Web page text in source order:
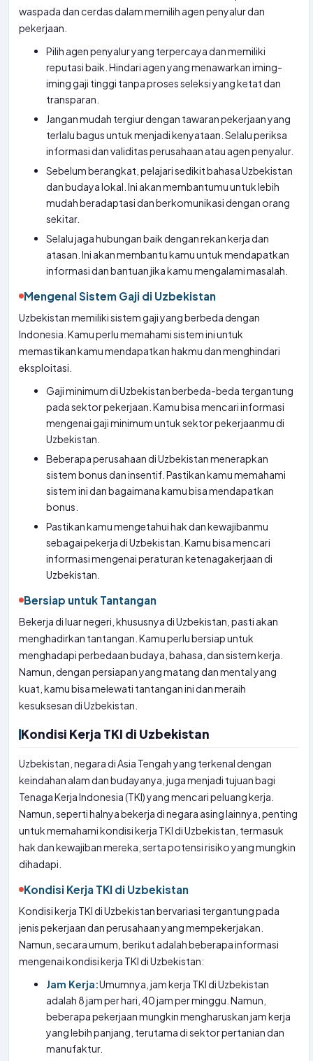
waspada dan cerdas dalam memilih agen penyalur dan
pekerjaan.
Pilih agen penyalur yang terpercaya dan memiliki
reputasi baik. Hindari agen yang menawarkan iming-
iming gaji tinggi tanpa proses seleksi yang ketat dan
transparan.
Jangan mudah tergiur dengan tawaran pekerjaan yang
terlalu bagus untuk menjadi kenyataan. Selalu periksa
informasi dan validitas perusahaan atau agen penyalur.
Sebelum berangkat, pelajari sedikit bahasa Uzbekistan
dan budaya lokal. Ini akan membantumu untuk lebih
mudah beradaptasi dan berkomunikasi dengan orang
sekitar.
Selalu jaga hubungan baik dengan rekan kerja dan
atasan. Ini akan membantu kamu untuk mendapatkan
informasi dan bantuan jika kamu mengalami masalah.
Mengenal Sistem Gaji di Uzbekistan
Uzbekistan memiliki sistem gaji yang berbeda dengan
Indonesia. Kamu perlu memahami sistem ini untuk
memastikan kamu mendapatkan hakmu dan menghindari
eksploitasi.
Gaji minimum di Uzbekistan berbeda-beda tergantung
pada sektor pekerjaan. Kamu bisa mencari informasi
mengenai gaji minimum untuk sektor pekerjaanmu di
Uzbekistan.
Beberapa perusahaan di Uzbekistan menerapkan
sistem bonus dan insentif. Pastikan kamu memahami
sistem ini dan bagaimana kamu bisa mendapatkan
bonus.
Pastikan kamu mengetahui hak dan kewajibanmu
sebagai pekerja di Uzbekistan. Kamu bisa mencari
informasi mengenai peraturan ketenagakerjaan di
Uzbekistan.
Bersiap untuk Tantangan
Bekerja di luar negeri, khususnya di Uzbekistan, pasti akan
menghadirkan tantangan. Kamu perlu bersiap untuk
menghadapi perbedaan budaya, bahasa, dan sistem kerja.
Namun, dengan persiapan yang matang dan mental yang
kuat, kamu bisa melewati tantangan ini dan meraih
kesuksesan di Uzbekistan.
Kondisi Kerja TKI di Uzbekistan
Uzbekistan, negara di Asia Tengah yang terkenal dengan
keindahan alam dan budayanya, juga menjadi tujuan bagi
Tenaga Kerja Indonesia (TKI) yang mencari peluang kerja.
Namun, seperti halnya bekerja di negara asing lainnya, penting
untuk memahami kondisi kerja TKI di Uzbekistan, termasuk
hak dan kewajiban mereka, serta potensi risiko yang mungkin
dihadapi.
Kondisi Kerja TKI di Uzbekistan
Kondisi kerja TKI di Uzbekistan bervariasi tergantung pada
jenis pekerjaan dan perusahaan yang mempekerjakan.
Namun, secara umum, berikut adalah beberapa informasi
mengenai kondisi kerja TKI di Uzbekistan:
Jam Kerja:Umumnya, jam kerja TKI di Uzbekistan
adalah 8 jam per hari, 40 jam per minggu. Namun,
beberapa pekerjaan mungkin mengharuskan jam kerja
yang lebih panjang, terutama di sektor pertanian dan
manufaktur.